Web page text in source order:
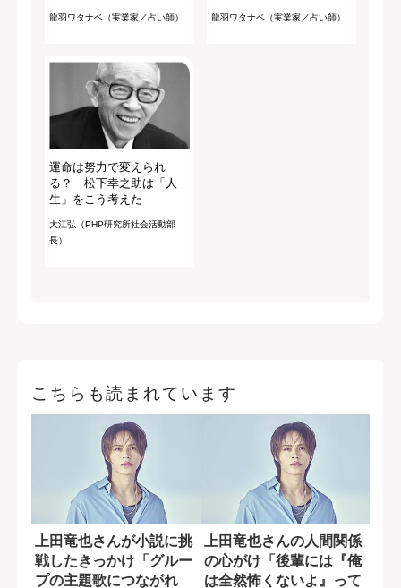
龍羽ワタナベ（実業家／占い師） 龍羽ワタナベ（実業家／占い師）
運命は努力で変えられ
る？ 松下幸之助は「人
生」をこう考えた
大江弘（PHP研究所社会活動部
長）
こちらも読まれています
上田竜也さんが小説に挑
戦したきっかけ「グルー
プの主題歌につながれ
上田竜也さんの人間関係
の心がけ「後輩には『俺
は全然怖くないよ』って